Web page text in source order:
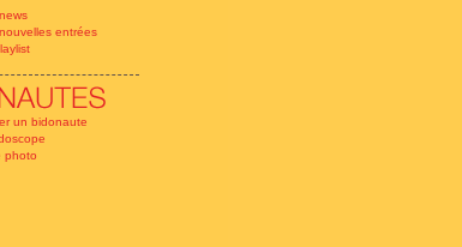
entrées
un bidonaute
photo